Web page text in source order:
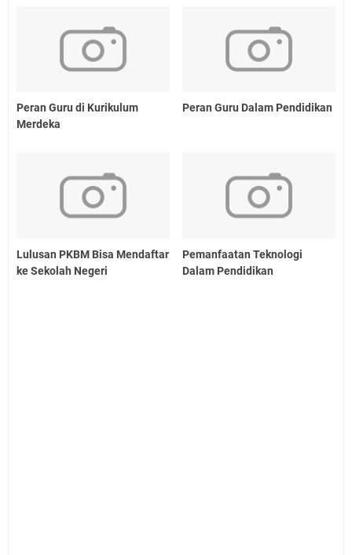
Peran Guru di Kurikulum
Merdeka
Peran Guru Dalam Pendidikan
Lulusan PKBM Bisa Mendaftar
ke Sekolah Negeri
Pemanfaatan Teknologi
Dalam Pendidikan